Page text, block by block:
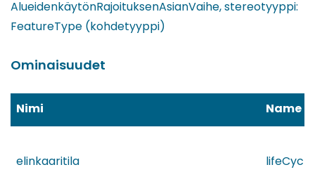
AlueidenkäytönRajoituksenAsianVaihe, stereotyyppi:
FeatureType (kohdetyyppi)
Ominaisuudet
Nimi Name
elinkaaritila